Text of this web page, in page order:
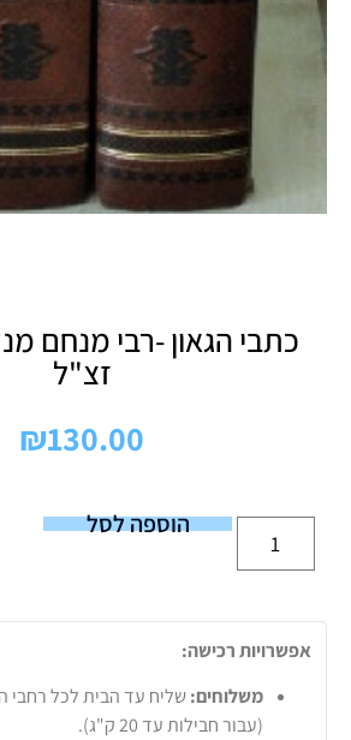
כתבי הגאון -רבי מנחם
זצ"ל
₪130.00
הוספה לסל
אפשרויות רכישה:
משלוחים:
(עבור חבילות עד 20 ק"ג).